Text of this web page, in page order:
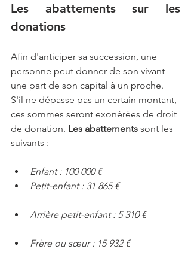
Les abattements sur les
donations
Afin d'anticiper sa succession, une
personne peut donner de son vivant
une part de son capital à un proche.
S'il ne dépasse pas un certain montant,
ces sommes seront exonérées de droit
de donation. Les abattements sont les
suivants :
Enfant : 100 000 €
Petit-enfant : 31 865 €
Arrière petit-enfant : 5 310 €
Frère ou sœur : 15 932 €